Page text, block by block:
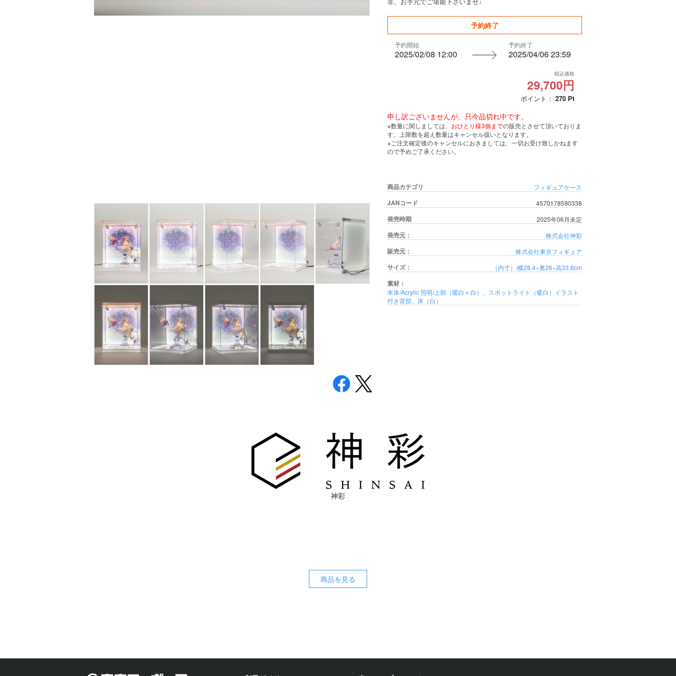
予約終了
予約開始
2025/02/08 12:00
予約終了
2025/04/06 23:59
税込価格
29,700円
ポイント： 270 Pt
申し訳ございませんが、只今品切れ中です。
※数量に関しましては、 おひとり様3個までの販売とさせて頂いておりま
す。上限数を超え数量はキャンセル扱いとなります。
※ご注文確定後のキャンセルにおきましては、一切お受け致しかねます
ので予めご了承ください。
商品カテゴリ フィギュアケース
JANコード 4570178590338
発売時期 2025年06月未定
発売元： 株式会社神彩
販売元： 株式会社東京フィギュア
サイズ： （内寸）/横28.4×奥26×高33.8cm
素材：
本体/Acrylic 照明/上部（暖白＋白）、スポットライト（暖白）イラスト
付き背部、床（白）
神彩
商品を見る